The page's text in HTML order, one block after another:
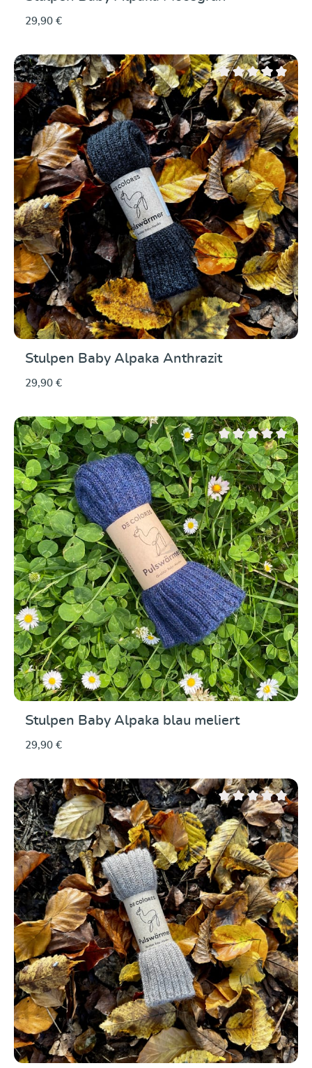
29,90 €
Durchschnittliche
Stulpen Baby Alpaka Anthrazit
29,90 €
Durchschnittliche
Stulpen Baby Alpaka blau meliert
29,90 €
Durchschnittliche